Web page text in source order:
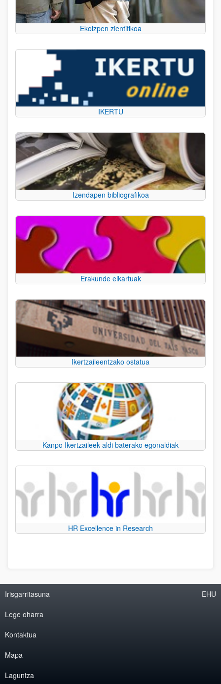
Ekoizpen zientifikoa
IKERTU
Izendapen bibliografikoa
Erakunde elkartuak
Ikertzaileentzako ostatua
Kanpo Ikertzaileek aldi baterako egonaldiak
HR Excellence in Research
Irisgarritasuna
Lege oharra
Kontaktua
Mapa
Laguntza
EHU